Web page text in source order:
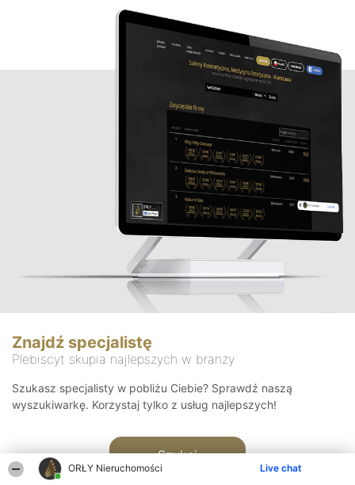
ORŁY Nieruchomości Live chat
Znajdź specjalistę
Plebiscyt skupia najlepszych w branży
Szukasz specjalisty w pobliżu Ciebie? Sprawdź naszą
wyszukiwarkę. Korzystaj tylko z usług najlepszych!
Szukaj